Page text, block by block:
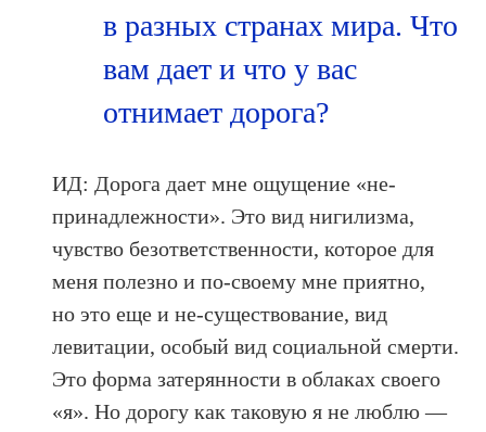
в разных странах мира. Что
вам дает и что у вас
отнимает дорога?
ИД: Дорога дает мне ощущение «не-
принадлежности». Это вид нигилизма,
чувство безответственности, которое для
меня полезно и по‑своeму мне приятно,
но это еще и не-существование, вид
левитации, особый вид социальной смерти.
Это форма затерянности в облаках своего
«я». Но дорогу как таковую я не люблю —